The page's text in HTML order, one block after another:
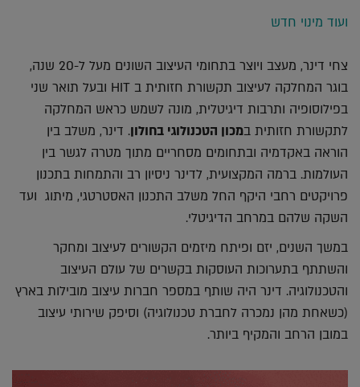
ועוד מינוי חדש
צחי דינר, מעצב ויוצר בתחומי העיצוב השונים מעל ל-20 שנה,
בוגר המחלקה לעיצוב תקשורת חזותית ב HIT ובעל תואר שני
בפילוסופיה ותרבות דיגיטלית, מונה לשמש כראש המחלקה
לתקשורת חזותית במכון הטכנולוגי בחולון. דינר, משלב בין
הוראה באקדמיה ובתחומים מסחריים מתוך מטרה לגשר בין
העולמות. ברמה המקצועית, לדינר ניסיון רב והתמחות בתכנון
פרויקטים רחבי היקף החל משלב התכנון האסטרטגי, מיתוג ועד
השקה שלהם במרחב הדיגיטלי.
במשך השנים, יזם ופיתח מיזמים הקשורים לעיצוב ומחקר
והשתתף בתערוכות העוסקות בקשרים של עולם העיצוב
והטכנולוגיה. דינר היה שותף במספר חברות עיצוב מובילות בארץ
(כשאחת מהן נמכרה לחברת טכנולוגיה) וסיפק שירותי עיצוב
במובן הרחב והמקיף ביותר.